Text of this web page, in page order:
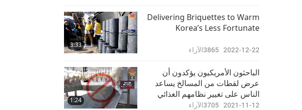
3:33
Delivering Briquettes to Warm
Korea’s Less Fortunate
2022-12-22
3865الآراء
1:24
الباحثون الأمريكيون يؤكدون أن
عرض لقطات من المسالخ يساعد
الناس على تغيير نظامهم الغذائي
2021-11-12
3705الآراء